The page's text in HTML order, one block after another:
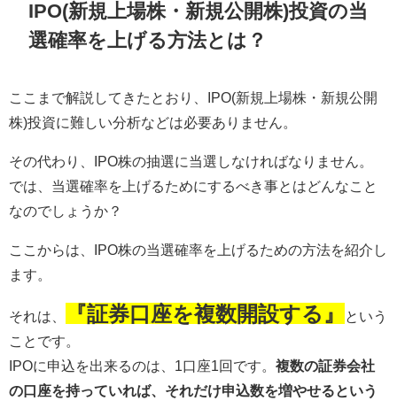
IPO(新規上場株・新規公開株)投資の当
選確率を上げる方法とは？
ここまで解説してきたとおり、IPO(新規上場株・新規公開
株)投資に難しい分析などは必要ありません。
その代わり、IPO株の抽選に当選しなければなりません。
では、当選確率を上げるためにするべき事とはどんなこと
なのでしょうか？
ここからは、IPO株の当選確率を上げるための方法を紹介し
ます。
それは、 『証券口座を複数開設する』
という
ことです。
IPOに申込を出来るのは、1口座1回です。 複数の証券会社
の口座を持っていれば、それだけ申込数を増やせるという